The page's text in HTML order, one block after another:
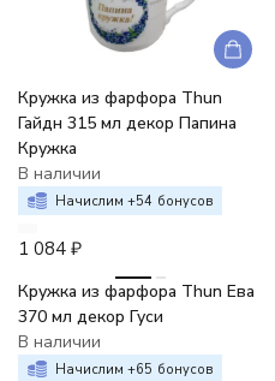
Кружка из фарфора Thun
Гайдн 315 мл декор Папина
Кружка
В наличии
Начислим +54 бонусов
1 084 ₽
Кружка из фарфора Thun Ева
370 мл декор Гуси
В наличии
Начислим +65 бонусов